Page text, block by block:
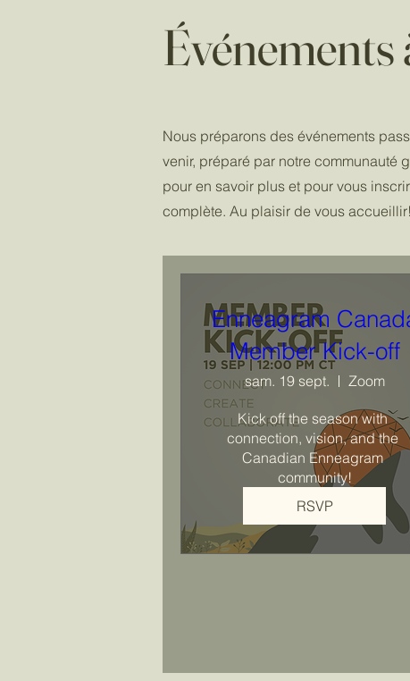
Nous préparons des événements
venir, préparé par notre communauté
pour en savoir plus et pour vous
complète. Au plaisir de vous accueillir!
Enneagram
Member Kick-off
sam. 19 sept. Zoom
Kick off the season with
connection, vision, and the
Canadian Enneagram
community!
RSVP